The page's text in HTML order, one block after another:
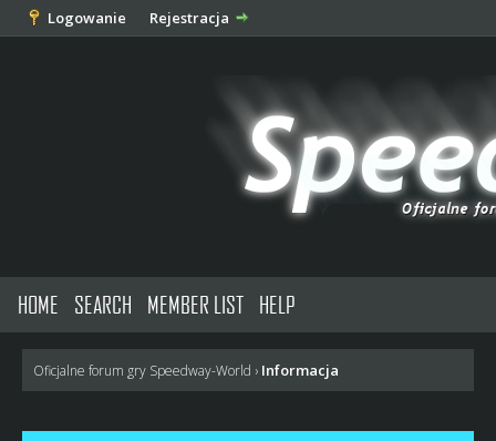
Logowanie Rejestracja
HOME SEARCH MEMBER LIST HELP
Oficjalne forum gry Speedway-World › Informacja